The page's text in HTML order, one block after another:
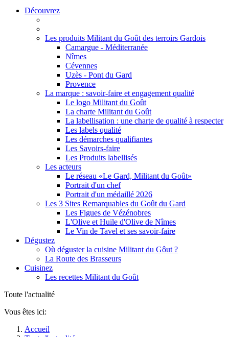
Découvrez
Les produits Militant du Goût des terroirs Gardois
Camargue - Méditerranée
Nîmes
Cévennes
Uzès - Pont du Gard
Provence
La marque : savoir-faire et engagement qualité
Le logo Militant du Goût
La charte Militant du Goût
La labellisation : une charte de qualité à respecter
Les labels qualité
Les démarches qualifiantes
Les Savoirs-faire
Les Produits labellisés
Les acteurs
Le réseau «Le Gard, Militant du Goût»
Portrait d'un chef
Portrait d'un médaillé 2026
Les 3 Sites Remarquables du Goût du Gard
Les Figues de Vézénobres
L'Olive et Huile d'Olive de Nîmes
Le Vin de Tavel et ses savoir-faire
Dégustez
Où déguster la cuisine Militant du Gôut ?
La Route des Brasseurs
Cuisinez
Les recettes Militant du Goût
Toute l'actualité
Vous êtes ici:
Accueil